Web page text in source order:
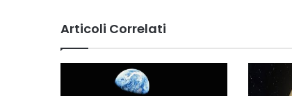
Articoli Correlati